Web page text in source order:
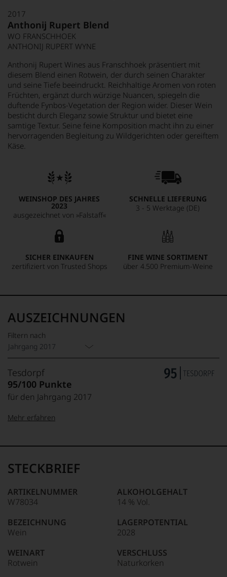
2017
Anthonij Rupert Blend
WO FRANSCHHOEK
ANTHONIJ RUPERT WYNE
Anthonij Rupert Wines aus Franschhoek präsentiert mit
diesem Blend einen Rotwein, der durch seinen Charakter
und seine Tiefe beeindruckt. Reichhaltige Aromen von roten
Früchten, ergänzt durch würzige Nuancen, spiegeln die
duftende Fynbos-Vegetation der Region wider. Dieser Wein
besticht durch Eleganz sowie Struktur und bietet eine
samtige Textur. Seine feine Komposition macht ihn zu einer
hervorragenden Begleitung zu Wildgerichten oder gereiftem
Käse.
WEINSHOP DES JAHRES
2023
ausgezeichnet von »Falstaff«
SCHNELLE LIEFERUNG
3 - 5 Werktage (DE)
SICHER EINKAUFEN
zertifiziert von Trusted Shops
FINE WINE SORTIMENT
über 4.500 Premium-Weine
AUSZEICHNUNGEN
Filtern nach
Jahrgang 2017
Tesdorpf
95/100 Punkte
für den Jahrgang 2017
95–98 Punkte:
90–94 Punkte:
Name
Tesdorpf
für
»Fine
für
die
edlen
Weine
der
Welt,
Mehr erfahren
STECKBRIEF
ARTIKELNUMMER
W78034
BEZEICHNUNG
Wein
WEINART
Rotwein
ALKOHOLGEHALT
14 % Vol.
LAGERPOTENTIAL
2028
VERSCHLUSS
Naturkorken